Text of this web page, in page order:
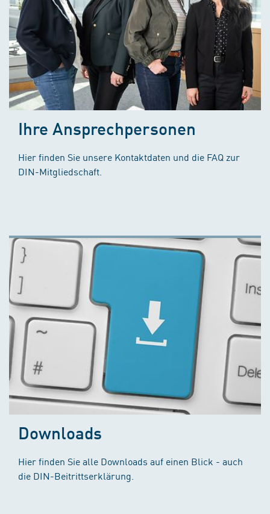
Ihre Ansprechpersonen
Hier finden Sie unsere Kontaktdaten und die FAQ zur
DIN-Mitgliedschaft.
Downloads
Hier finden Sie alle Downloads auf einen Blick - auch
die DIN-Beitrittserklärung.